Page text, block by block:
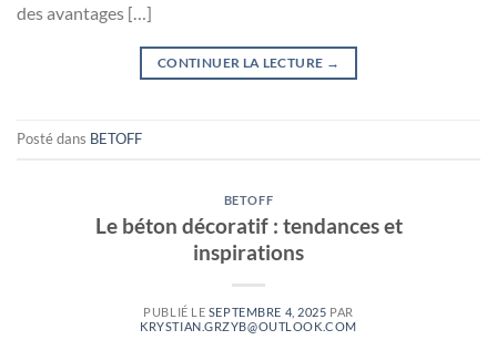
des avantages […]
CONTINUER LA LECTURE →
Posté dans BETOFF
BETOFF
Le béton décoratif : tendances et
inspirations
PUBLIÉ LE SEPTEMBRE 4, 2025 PAR
KRYSTIAN.GRZYB@OUTLOOK.COM